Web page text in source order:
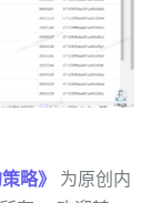
略》 为原创内